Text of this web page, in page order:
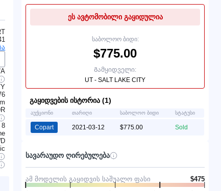
8
ეს ავტომობილი გაყიდულია
საბოლოო ბიდი:
$775.00
Გამყიდველი:
UT - SALT LAKE CITY
გაყიდვების ისტორია (1)
აუქციონი თარიღი საბოლოო ბიდი სტატუსი
Copart 2021-03-12 $775.00 Sold
სავარაუდო ღირებულება
ამ მოდელის გაყიდვის საშუალო ფასი $475